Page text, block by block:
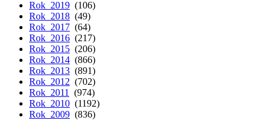
Rok 2019 (106)
Rok 2018 (49)
Rok 2017 (64)
Rok 2016 (217)
Rok 2015 (206)
Rok 2014 (866)
Rok 2013 (891)
Rok 2012 (702)
Rok 2011
(974)
Rok 2010 (1192)
Rok 2009 (836)